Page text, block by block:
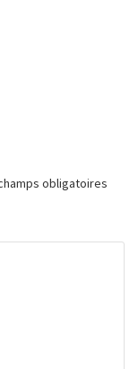
obligatoires